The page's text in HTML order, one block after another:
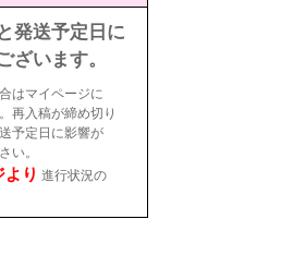
発送予定日に
ざいます。
はマイページに
再入稿が締め切り
予定日に影響が
い。
より 進行状況の